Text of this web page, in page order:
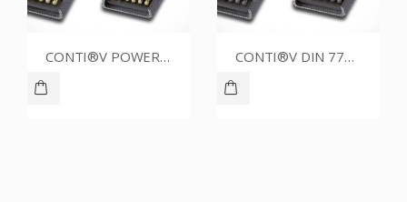
CONTI®V POWER SPB2000ZAR CONTI®V DIN 7753 SPA2000